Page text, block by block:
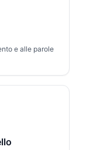
e alle parole